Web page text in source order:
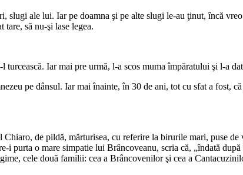
slugi ale lui. Iar pe doamna şi pe alte slugi le-au ţinut, încă
să nu-şi lase legea.
Iar mai pre urmă, l-a scos muma împăratului şi l-a
pe dânsul. Iar mai înainte, în 30 de ani, tot cu sfat a fost,
de pildă, mărturisea, cu referire la birurile mari, puse de
i purta o mare simpatie lui Brâncoveanu, scria că, „îndată
cele două familii: cea a Brâncovenilor şi cea a